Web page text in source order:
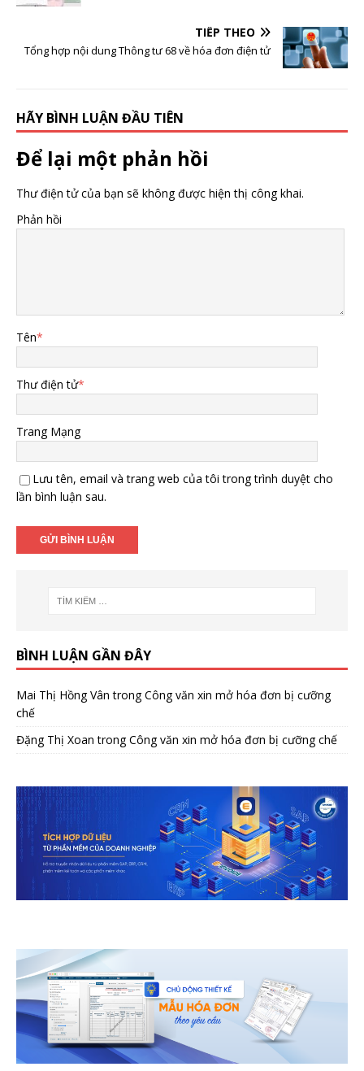
TIẾP THEO
Tổng hợp nội dung Thông tư 68 về hóa đơn điện tử
HÃY BÌNH LUẬN ĐẦU TIÊN
Để lại một phản hồi
Thư điện tử của bạn sẽ không được hiện thị công khai.
Phản hồi
Tên*
Thư điện tử*
Trang Mạng
Lưu tên, email và trang web của tôi trong trình duyệt cho
lần bình luận sau.
BÌNH LUẬN GẦN ĐÂY
Mai Thị Hồng Vân trongCông văn xin mở hóa đơn bị cưỡng
chế
Đặng Thị Xoan trongCông văn xin mở hóa đơn bị cưỡng chế